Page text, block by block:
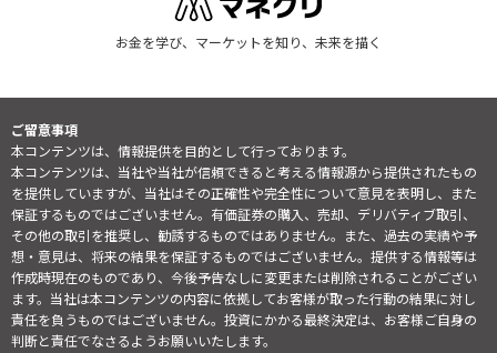
お金を学び、マーケットを知り、未来を描く
ご留意事項
本コンテンツは、情報提供を目的として行っております。
本コンテンツは、当社や当社が信頼できると考える情報源から提供されたもの
を提供していますが、当社はその正確性や完全性について意見を表明し、また
保証するものではございません。有価証券の購入、売却、デリバティブ取引、
その他の取引を推奨し、勧誘するものではありません。また、過去の実績や予
想・意見は、将来の結果を保証するものではございません。提供する情報等は
作成時現在のものであり、今後予告なしに変更または削除されることがござい
ます。当社は本コンテンツの内容に依拠してお客様が取った行動の結果に対し
責任を負うものではございません。投資にかかる最終決定は、お客様ご自身の
判断と責任でなさるようお願いいたします。